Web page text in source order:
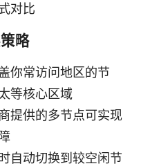
对比
略
你常访问地区的节
等核心区域
提供的多节点可实现
自动切换到较空闲节